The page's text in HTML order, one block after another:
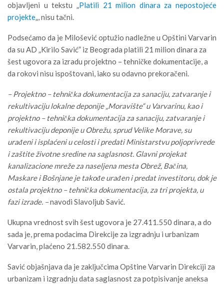
objavljeni u tekstu „Platili 21 milion dinara za nepostojeće
projekte„, nisu tačni.
Podsećamo da je Milošević optužio nadležne u Opštini Varvarin
da su AD „Kirilo Savić” iz Beograda platili 21 milion dinara za
šest ugovora za izradu projektno – tehničke dokumentacije, a
da rokovi nisu ispoštovani, iako su odavno prekoračeni.
– Projektno – tehnička dokumentacija za sanaciju, zatvaranje i
rekultivaciju lokalne deponije „Moravište“ u Varvarinu, kao i
projektno – tehnička dokumentacija za sanaciju, zatvaranje i
rekultivaciju deponije u Obrežu, sprud Velike Morave, su
urađeni i isplaćeni u celosti i predati Ministarstvu poljoprivrede
i zaštite životne sredine na saglasnost. Glavni projekat
kanalizacione mreže za naseljena mesta Obrež, Bačina,
Maskare i Bošnjane je takođe urađen i predat investitoru, dok je
ostala projektno – tehnička dokumentacija, za tri projekta, u
fazi izrade. –navodi Slavoljub Savić.
Ukupna vrednost svih šest ugovora je 27.411.550 dinara, a do
sada je, prema podacima Direkcije za izgradnju i urbanizam
Varvarin, plaćeno 21.582.550 dinara.
Savić objašnjava da je zaključcima Opštine Varvarin Direkciji za
urbanizam i izgradnju data saglasnost za potpisivanje aneksa